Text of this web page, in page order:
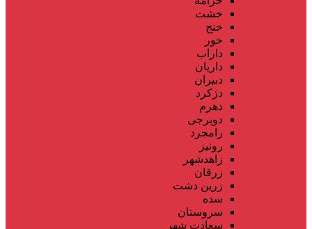
خشت
خنج
خور
داراب
داریان
دبیران
دژکرد
دهرم
دوبرجی
رامجرد
رونیز
زاهدشهر
زرقان
زرین دشت
سده
سروستان
سعادت شهر